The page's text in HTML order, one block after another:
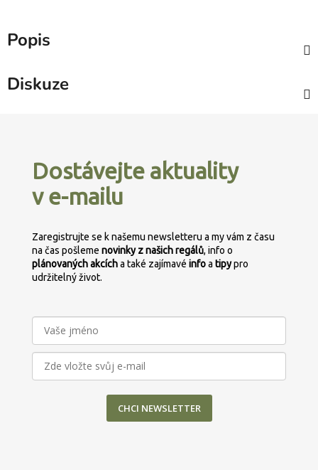
Popis
Diskuze
Dostávejte aktuality
v e-mailu
Zaregistrujte se k našemu newsletteru a my vám z času
na čas pošleme novinky z našich regálů, info o
plánovanýchakcícha také zajímavé infoa tipypro
udržitelný život.
CHCI NEWSLETTER